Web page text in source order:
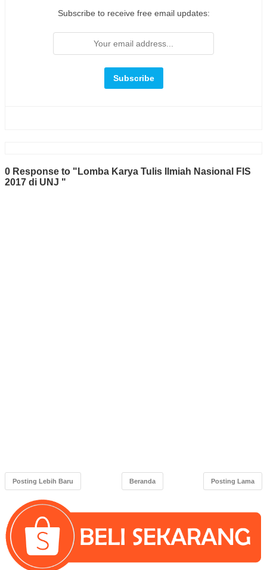
Subscribe to receive free email updates:
0 Response to "Lomba Karya Tulis Ilmiah Nasional FIS
2017 di UNJ "
Posting Lebih Baru Posting Lama
Beranda